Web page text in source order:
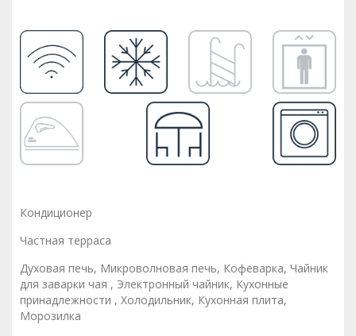
Кондиционер
Частная терраса
Духовая печь, Микроволновая печь, Кофеварка, Чайник
для заварки чая , Электронный чайник, Кухонные
принадлежности , Холодильник, Кухонная плита,
Морозилка